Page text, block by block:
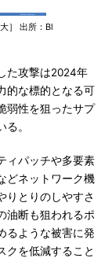
］ 出所：Bl
た攻撃は2024年
的な標的となる可
弱性を狙ったサプ
。
ィパッチや多要素
どネットワーク機
りとりのしやすさ
油断も狙われるポ
るような被害に発
クを低減すること